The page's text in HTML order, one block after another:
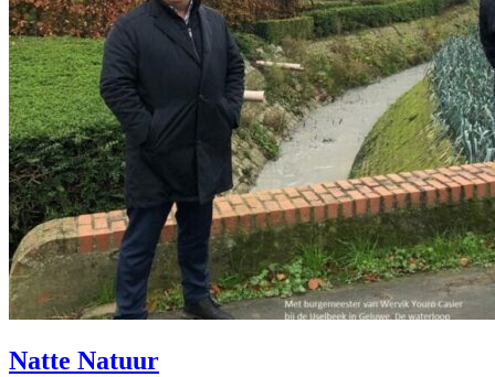
Natte Natuur